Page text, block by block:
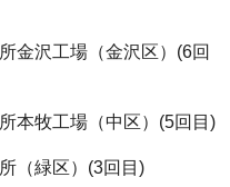
金沢工場（金沢区）(6回
本牧工場（中区）(5回目)
（緑区）(3回目)